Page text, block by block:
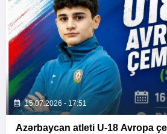
15.07.2026 - 17:51
Azərbaycan atleti U-18 Avropa